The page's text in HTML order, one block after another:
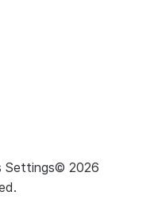
less
less
Settings© 2026
.